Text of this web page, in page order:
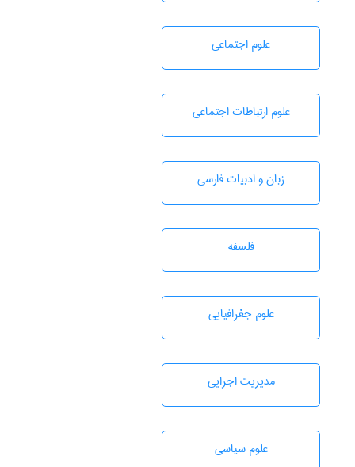
علوم اجتماعی
علوم ارتباطات اجتماعی
زبان و ادبيات فارسی
فلسفه
علوم جغرافيايی
مديريت اجرايی
علوم سياسی